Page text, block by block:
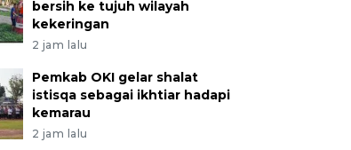
bersih ke tujuh wilayah
kekeringan
2 jam lalu
Pemkab OKI gelar shalat
istisqa sebagai ikhtiar hadapi
kemarau
2 jam lalu